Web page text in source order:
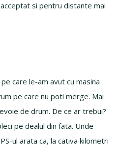
si pentru distante mai
care le-am avut cu masina
pe care nu poti merge. Mai
de drum. De ce ar trebui?
pe dealul din fata. Unde
ul arata ca, la cativa kilometri